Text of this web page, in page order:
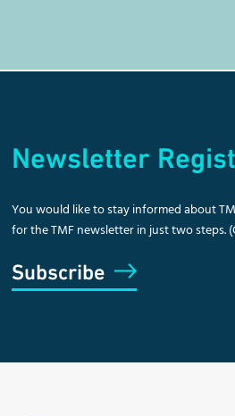
Newsletter
You would like to stay informed about
for the TMF newsletter in just two steps.
Subscribe